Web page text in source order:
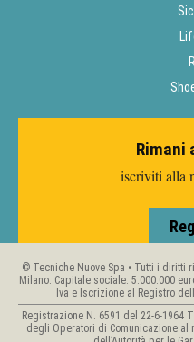
Rimani
iscriviti alla
© Tecniche Nuove Spa • Tutti i diritti
Milano. Capitale sociale: 5.000.000
Iva e Iscrizione al Registro
Registrazione N. 6591 del 22-6-1964
degli Operatori di Comunicazione al